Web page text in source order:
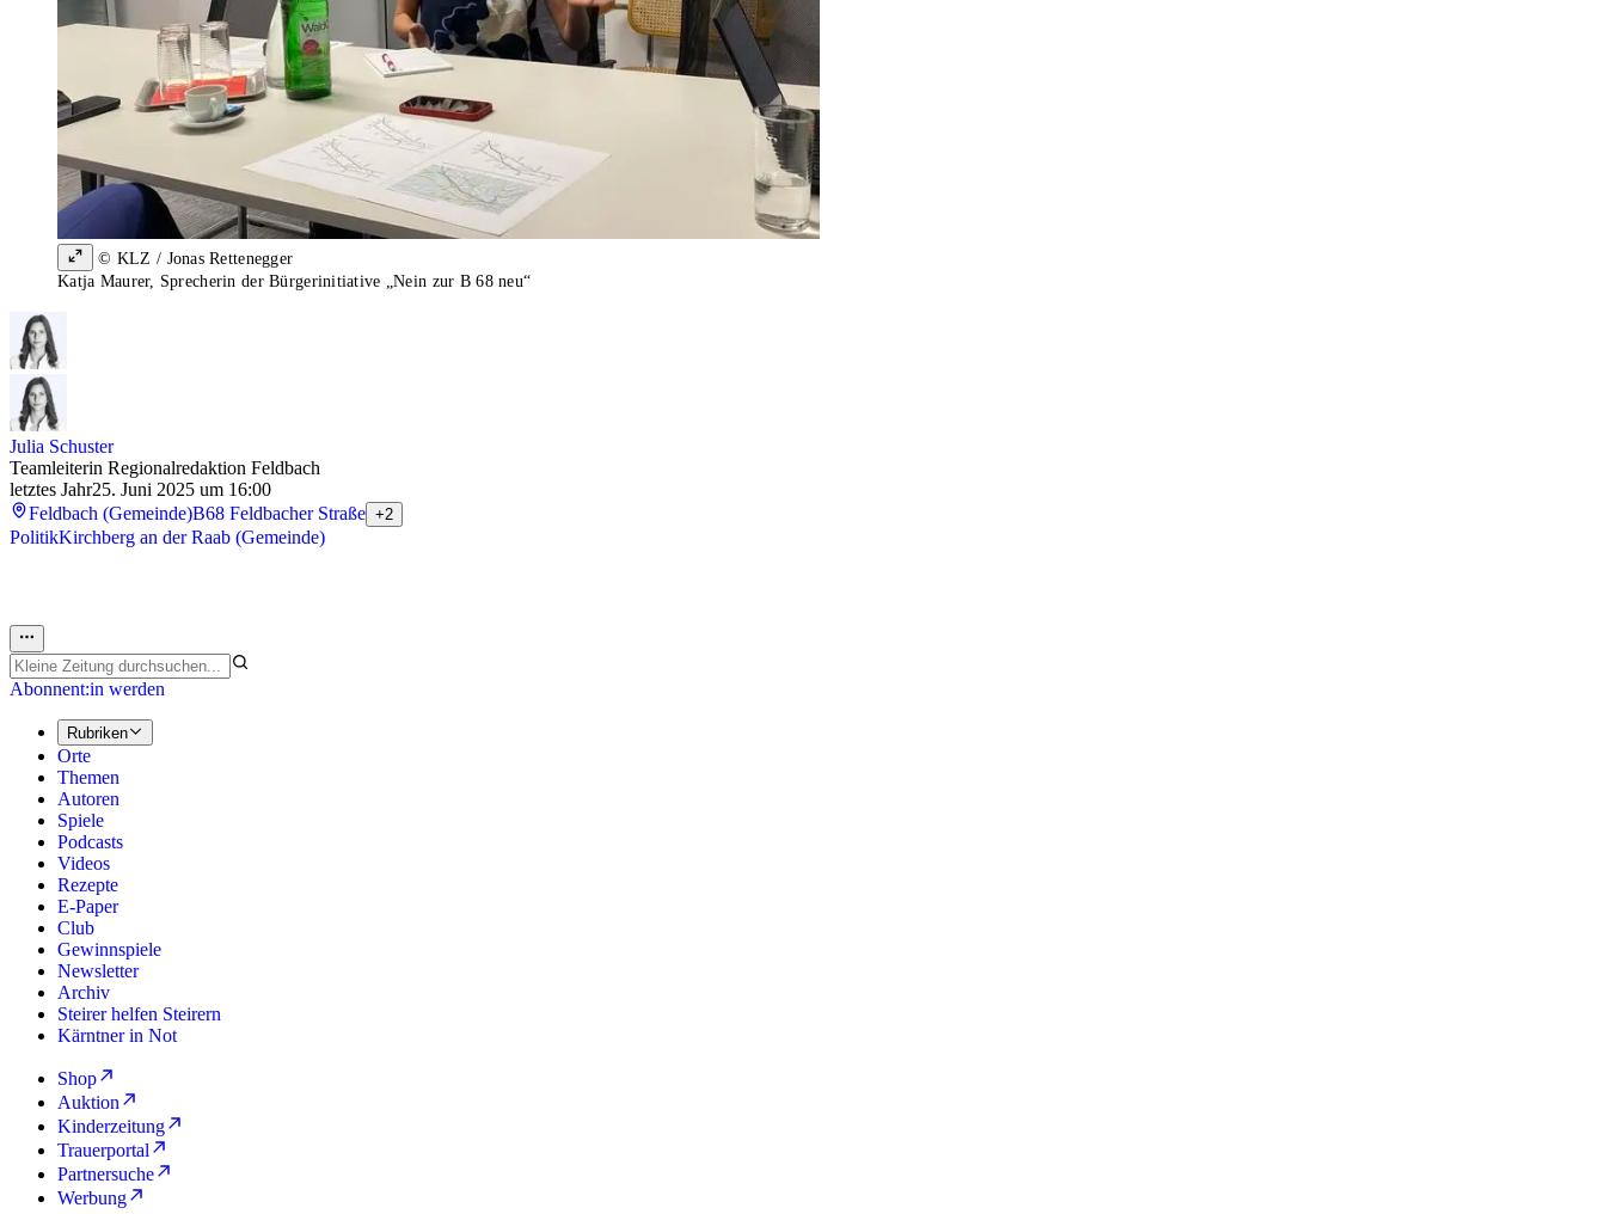
© KLZ / Jonas Rettenegger
Katja Maurer, Sprecherin der Bürgerinitiative „Nein zur B 68 neu“
Julia Schuster
Teamleiterin Regionalredaktion Feldbach
letztes Jahr25. Juni 2025 um 16:00
Feldbach (Gemeinde)B68 Feldbacher Straße +2
PolitikKirchberg an der Raab (Gemeinde)
Abonnent:in werden
Rubriken
Orte
Themen
Autoren
Spiele
Podcasts
Videos
Rezepte
E-Paper
Club
Gewinnspiele
Newsletter
Archiv
Steirer helfen Steirern
Kärntner in Not
Shop
Auktion
Kinderzeitung
Trauerportal
Partnersuche
Werbung